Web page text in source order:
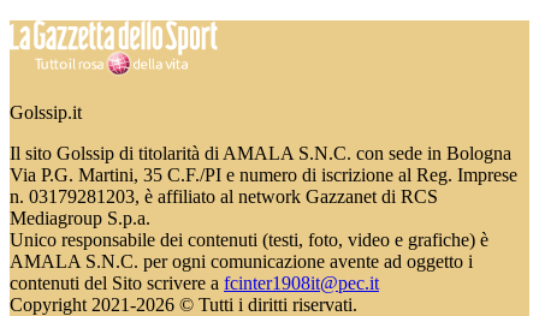
Golssip.it
Il sito Golssip di titolarità di AMALA S.N.C. con sede in Bologna
Via P.G. Martini, 35 C.F./PI e numero di iscrizione al Reg. Imprese
n. 03179281203, è affiliato al network Gazzanet di RCS
Mediagroup S.p.a.
Unico responsabile dei contenuti (testi, foto, video e grafiche) è
AMALA S.N.C. per ogni comunicazione avente ad oggetto i
contenuti del Sito scrivere a fcinter1908it@pec.it
Copyright 2021-2026 © Tutti i diritti riservati.